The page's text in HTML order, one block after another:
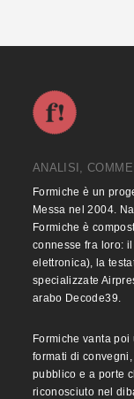
ANALISI,
Formiche è un
Messa nel 2004.
Formiche è
connesse fra loro:
elettronica), la
specializzate
arabo Decode39.
Formiche vanta
formati di
pubblico e a porte
riconosciuto nel